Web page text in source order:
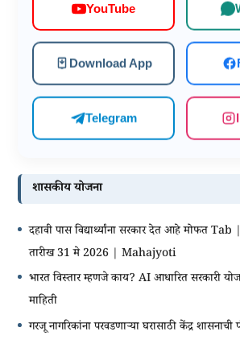
YouTube
Download App
Telegram
शासकीय योजना
दहावी पास विद्यार्थ्यांना सरकार देत आहे मोफत
तारीख 31 मे 2026 | Mahajyoti
भारत विस्तार म्हणजे काय? AI आधारित सरकारी
माहिती
गरजू नागरिकांना परवडणाऱ्या घरासाठी केंद्र